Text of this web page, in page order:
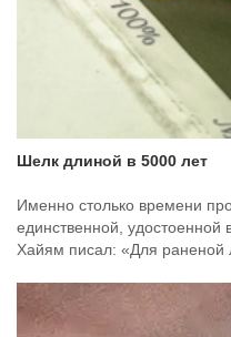
Шелк длиной в 5000 лет
Именно столько времени
единственной,
Хайям писал: «Для раненой